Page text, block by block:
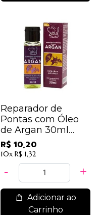
Reparador de
Pontas com Óleo
de Argan 30ml
Soul Cosméticos
R$ 10,20
10x R$ 1,32
Adicionar ao
Carrinho